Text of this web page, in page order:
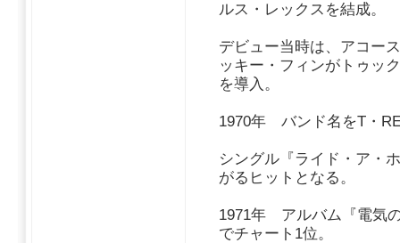
ルス・レックスを結成。
デビュー当時は、アコー
ッキー・フィンがトゥッ
を導入。
1970年 バンド名をT・
シングル『ライド・ア・
がるヒットとなる。
1971年 アルバム『電気
でチャート1位。